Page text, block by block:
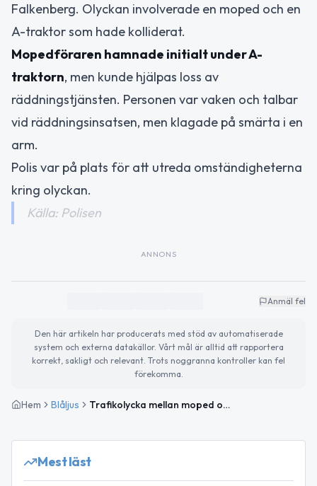
Falkenberg. Olyckan involverade en moped och en
A-traktor som hade kolliderat.
Mopedföraren hamnade initialt under A-
traktorn, men kunde hjälpas loss av
räddningstjänsten. Personen var vaken och talbar
vid räddningsinsatsen, men klagade på smärta i en
arm.
Polis var på plats för att utreda omständigheterna
kring olyckan.
Källa: Polisen
ANNONS
Anmäl fel
Den här artikeln har producerats med stöd av automatiserade
system och externa datakällor. Vårt mål är alltid att rapportera
korrekt, sakligt och relevant. Trots noggranna kontroller kan fel
förekomma.
Hem Blåljus Trafikolycka mellan moped och A-traktor i Falkenberg – förare skadad
Mest läst